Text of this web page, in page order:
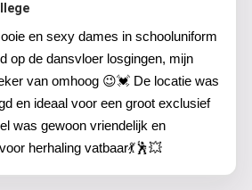
en sexy dames in schooluniform
op de dansvloer losgingen, mijn
van omhoog 😉💓 De locatie was
en ideaal voor een groot exclusief
was gewoon vriendelijk en
herhaling vatbaar💃🕺💥